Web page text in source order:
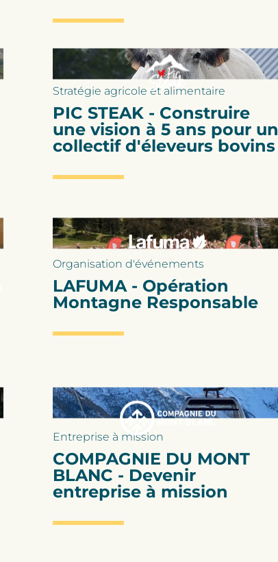
Stratégie agricole et alimentaire
PIC STEAK - Construire
une vision à 5 ans pour un
collectif d'éleveurs bovins
Organisation d'événements
LAFUMA - Opération
Montagne Responsable
Entreprise à mission
COMPAGNIE DU MONT
BLANC - Devenir
entreprise à mission